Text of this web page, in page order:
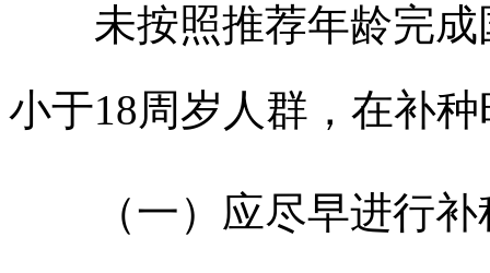
未按照推荐年龄完成
小于18周岁人群，在补
（一）应尽早进行补